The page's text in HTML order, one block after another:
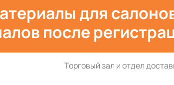
для
после
Торговый зал и отдел